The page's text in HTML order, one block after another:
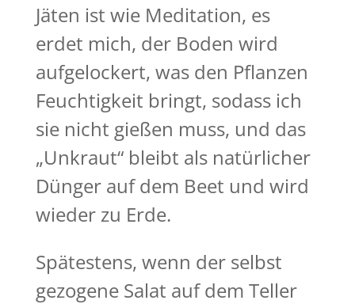
Jäten ist wie Meditation, es
erdet mich, der Boden wird
aufgelockert, was den Pflanzen
Feuchtigkeit bringt, sodass ich
sie nicht gießen muss, und das
„Unkraut“ bleibt als natürlicher
Dünger auf dem Beet und wird
wieder zu Erde.
Spätestens, wenn der selbst
gezogene Salat auf dem Teller